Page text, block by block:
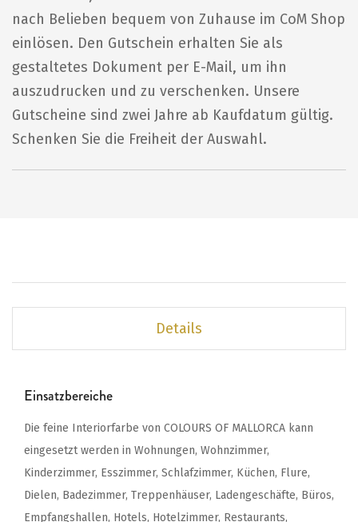
nach Belieben bequem von Zuhause im CoM Shop
einlösen. Den Gutschein erhalten Sie als
gestaltetes Dokument per E-Mail, um ihn
auszudrucken und zu verschenken. Unsere
Gutscheine sind zwei Jahre ab Kaufdatum gültig.
Schenken Sie die Freiheit der Auswahl.
Details
Einsatzbereiche
Die feine Interiorfarbe von COLOURS OF MALLORCA kann
eingesetzt werden in Wohnungen, Wohnzimmer,
Kinderzimmer, Esszimmer, Schlafzimmer, Küchen, Flure,
Dielen, Badezimmer, Treppenhäuser, Ladengeschäfte, Büros,
Empfangshallen, Hotels, Hotelzimmer, Restaurants,